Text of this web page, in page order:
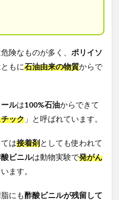
険なものが多く、 ポリイソ
もに石油由来の物質からで
ルは100%石油からできて
ック 」と呼ばれています。
は接着剤としても使われて
ビニルは動物実験で発がん
ます。
にも酢酸ビニルが残留して